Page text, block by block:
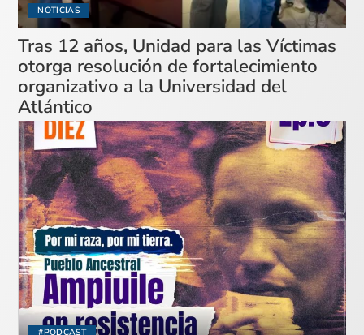
NOTICIAS
Tras 12 años, Unidad para las Víctimas
otorga resolución de fortalecimiento
organizativo a la Universidad del
Atlántico
#PODCAST